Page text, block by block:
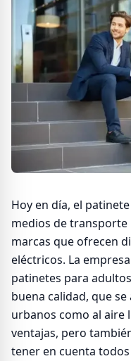
Hoy en día, el
medios de transporte
marcas que ofrecen
eléctricos. La
patinetes para
buena calidad, que
urbanos como al aire
ventajas, pero
tener en cuenta